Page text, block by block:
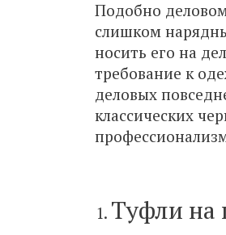
Подобно
слишком
носить его на
требование к
деловых
классических
Туфли на